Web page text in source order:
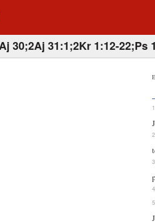
30;2Aj 31:1;2Kr 1:12-22;Ps
1
2
3
4
5